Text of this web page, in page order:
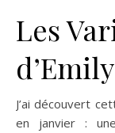
Les
J’ai découvert
en janvier :